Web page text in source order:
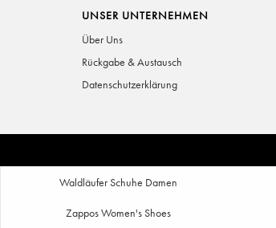
UNSER UNTERNEHMEN
Über Uns
Rückgabe & Austausch
Datenschutzerklärung
Waldläufer Schuhe Damen
Zappos Women's Shoes